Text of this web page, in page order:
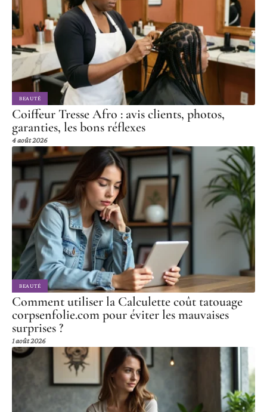
BEAUTÉ
Coiffeur Tresse Afro : avis clients, photos,
garanties, les bons réflexes
4 août 2026
BEAUTÉ
Comment utiliser la Calculette coût tatouage
corpsenfolie.com pour éviter les mauvaises
surprises ?
1 août 2026